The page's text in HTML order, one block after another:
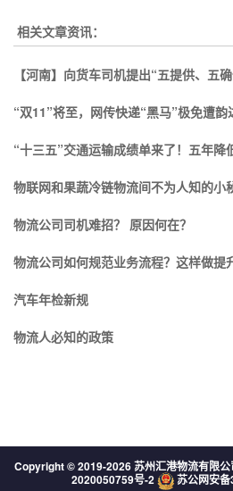
相关文章资讯：
【河南】向货车司机提出“五提供、五
“双11”将至，网传快递“黑马”极免遭
“十三五”交通运输成绩单来了！五年
物联网和果蔬冷链物流间不为人知的小
物流公司司机难招？ 原因何在？
物流公司如何规范业务流程？这样做提
汽车年检新规
物流人必知的政策
Copyright © 2019-2026 苏州汇港物流有限
2020050759号-2
苏公网安